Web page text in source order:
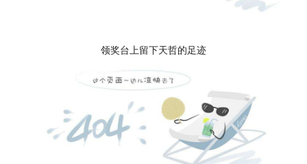
领奖台上留下天哲的足迹